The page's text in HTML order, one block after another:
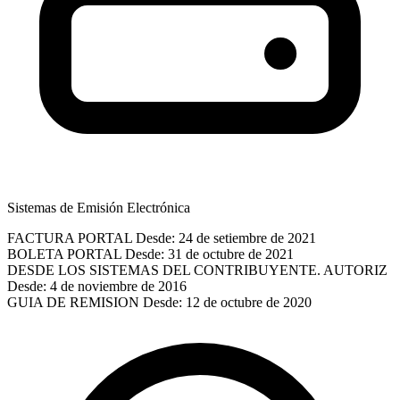
Sistemas de Emisión Electrónica
FACTURA PORTAL Desde: 24 de setiembre de 2021
BOLETA PORTAL Desde: 31 de octubre de 2021
DESDE LOS SISTEMAS DEL CONTRIBUYENTE. AUTORIZ
Desde: 4 de noviembre de 2016
GUIA DE REMISION Desde: 12 de octubre de 2020